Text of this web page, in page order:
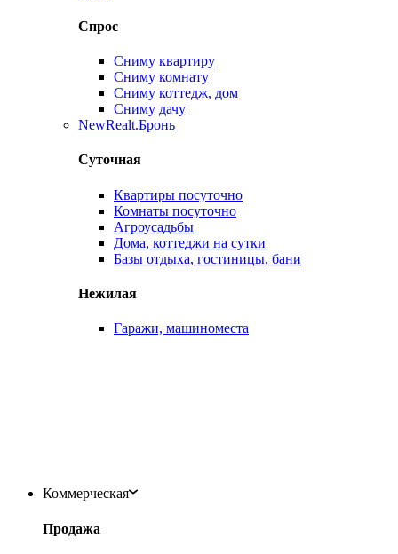
Спрос
Сниму квартиру
Сниму комнату
Сниму коттедж, дом
Сниму дачу
NewRealt.Бронь
Суточная
Квартиры посуточно
Комнаты посуточно
Агроусадьбы
Дома, коттеджи на сутки
Базы отдыха, гостиницы, бани
Нежилая
Гаражи, машиноместа
Коммерческая
Продажа